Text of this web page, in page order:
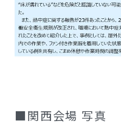
■関西会場 写真